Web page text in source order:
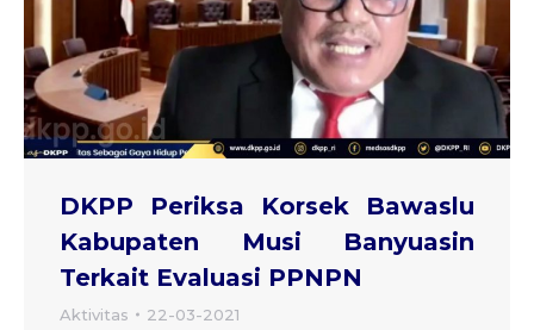
DKPP Periksa Korsek Bawaslu
Kabupaten Musi Banyuasin
Terkait Evaluasi PPNPN
Aktivitas 22-03-2021